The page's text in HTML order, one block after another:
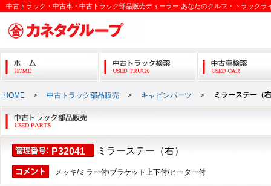
中古トラック・中古車・中古トラック部品販売ディーラー あなたのクルマ・トラックラ
HOME ＞ 中古トラック部品販売 ＞ キャビンパーツ ＞ ミラーステー（
P32041 ミラーステー（右）
メッキ/ミラー付/ブラケット上下付/ヒーター付